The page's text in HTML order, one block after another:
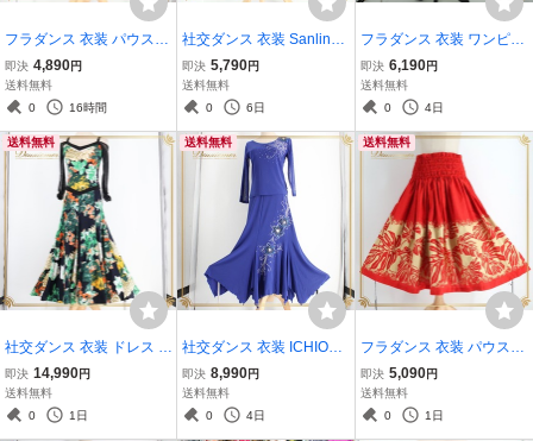
フラダンス 衣装 パウスカ
ート グリーン系 モンステ
ラ柄 ティアレ柄 植物柄 花
柄 ハワイアンプリント 緑
鮮やか
即決 4,890円
送料無料
0
16時間
社交ダンス 衣装 Sanline
サンリーヌ スカート レッ
スンウェア ブラック系 日
本製 黒 無地 シンプル サ
レア
即決 5,790円
送料無料
0
6日
フラダンス 衣装 ワンピー
ス ドレス ホワイト系 フラ
ダンス 白 ノースリーブ 光
沢 無地 シンプル 上品 ハ
やか
即決 6,190円
送料無料
0
4日
送料無料
社交ダンス 衣装 ドレス ワ
ンピース スタンダード ブ
ラック系 ネイビー系 グリ
ーン系 レッド系 黒 紺 緑
即決 14,990円
送料無料
0
1日
送料無料
社交ダンス 衣装 ICHIOKU
イチオク ツーピース レッ
スンウェア ブルー系 セッ
トアップ 上下セット トッ
即決 8,990円
送料無料
0
4日
送料無料
フラダンス 衣装 パウスカ
ート レッド系 ベージュ系
ツートンカラー モンステ
ラ柄 シングル シンプル か
即決 5,090円
送料無料
0
1日